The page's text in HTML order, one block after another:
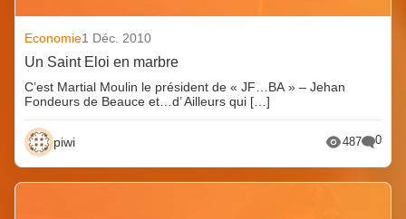
Economie1 Déc. 2010
Un Saint Eloi en marbre
C’est Martial Moulin le président de « JF…BA » – Jehan
Fondeurs de Beauce et…d’ Ailleurs qui […]
piwi 487 0